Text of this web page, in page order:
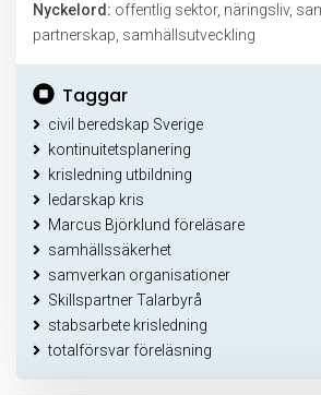
Nyckelord: offentlig sektor, näringsliv,
partnerskap, samhällsutveckling
Taggar
civil beredskap Sverige
kontinuitetsplanering
krisledning utbildning
ledarskap kris
Marcus Björklund föreläsare
samhällssäkerhet
samverkan organisationer
Skillspartner Talarbyrå
stabsarbete krisledning
totalförsvar föreläsning